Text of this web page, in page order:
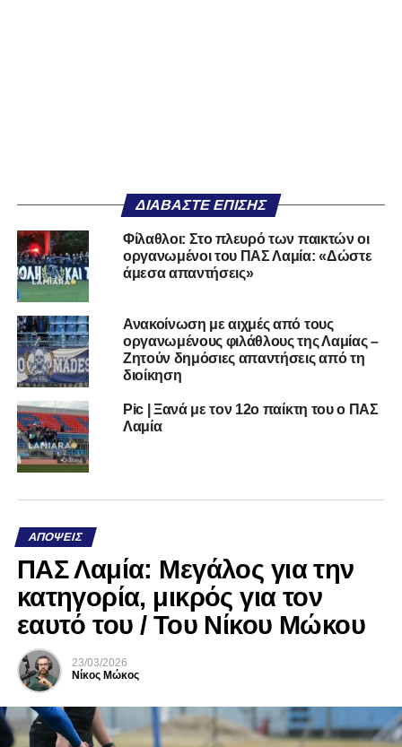
ΔΙΑΒΆΣΤΕ ΕΠΊΣΗΣ
Φίλαθλοι: Στο πλευρό των παικτών οι
οργανωμένοι του ΠΑΣ Λαμία: «Δώστε
άμεσα απαντήσεις»
Ανακοίνωση με αιχμές από τους
οργανωμένους φιλάθλους της Λαμίας –
Ζητούν δημόσιες απαντήσεις από τη
διοίκηση
Pic | Ξανά με τον 12ο παίκτη του ο ΠΑΣ
Λαμία
ΑΠΌΨΕΙΣ
ΠΑΣ Λαμία: Μεγάλος για την
κατηγορία, μικρός για τον
εαυτό του / Του Νίκου Μώκου
23/03/2026
Νίκος Μώκος